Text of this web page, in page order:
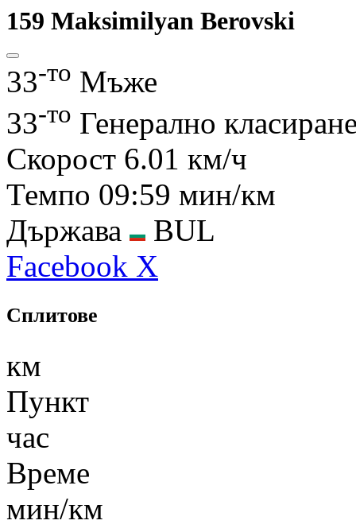
159 Maksimilyan Berovski
33-то Мъже
33-то Генерално
Скорост 6.01 км/ч
Темпо 09:59 мин/км
Държава
BUL
Facebook X
Сплитове
км
Пункт
час
Време
мин/км